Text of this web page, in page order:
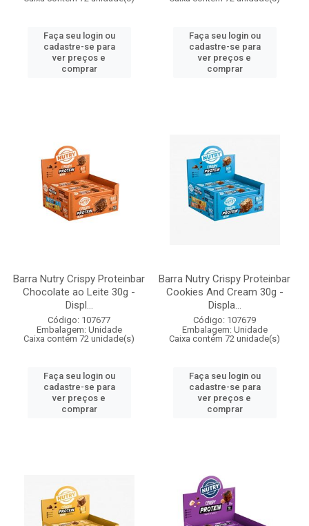
Faça seu login ou
cadastre-se para
ver preços e
comprar
Faça seu login ou
cadastre-se para
ver preços e
comprar
Barra Nutry Crispy Proteinbar
Chocolate ao Leite 30g -
Displ...
Código: 107677
Embalagem: Unidade
Caixa contém 72 unidade(s)
Faça seu login ou
cadastre-se para
ver preços e
comprar
Barra Nutry Crispy Proteinbar
Cookies And Cream 30g -
Displa...
Código: 107679
Embalagem: Unidade
Caixa contém 72 unidade(s)
Faça seu login ou
cadastre-se para
ver preços e
comprar